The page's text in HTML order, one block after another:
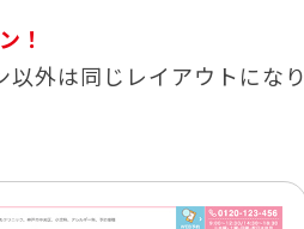
！
外は同じレイアウトになり